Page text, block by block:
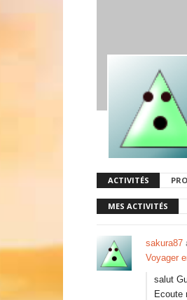
ACTIVITÉS
MES ACTIVITÉS
sakura87
Voyager
salut
Ecoute